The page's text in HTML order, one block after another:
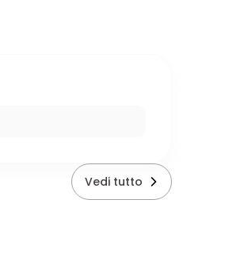
Vedi tutto